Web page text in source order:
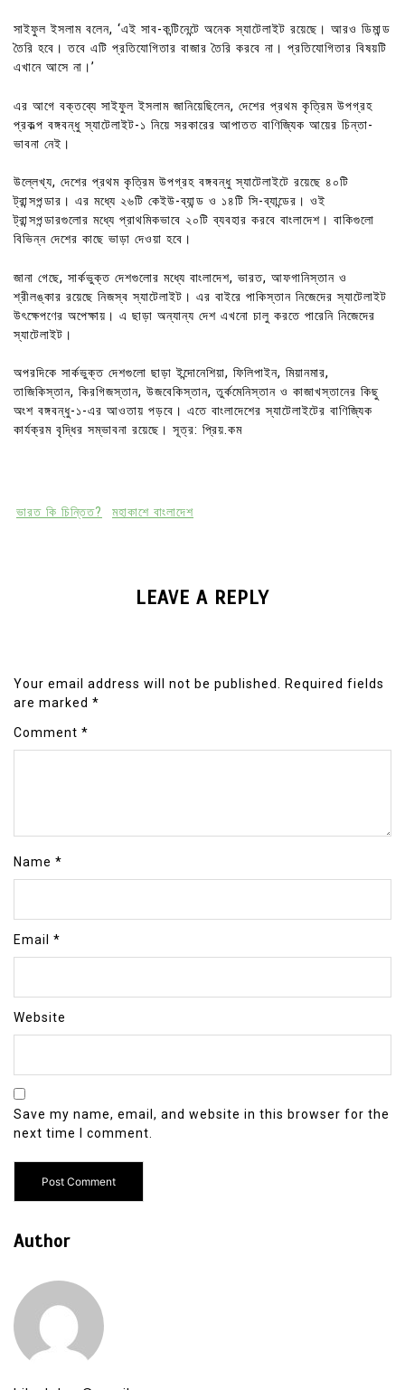
সাইফুল ইসলাম বলেন, ‘এই সাব-কন্টিনেন্টে অনেক স্যাটেলাইট রয়েছে। আরও ডিমান্ড
তৈরি হবে। তবে এটি প্রতিযোগিতার বাজার তৈরি করবে না। প্রতিযোগিতার বিষয়টি
এখানে আসে না।’
এর আগে বক্তব্যে সাইফুল ইসলাম জানিয়েছিলেন, দেশের প্রথম কৃত্রিম উপগ্রহ
প্রকল্প বঙ্গবন্ধু স্যাটেলাইট-১ নিয়ে সরকারের আপাতত বাণিজ্যিক আয়ের চিন্তা-
ভাবনা নেই।
উল্লেখ্য, দেশের প্রথম কৃত্রিম উপগ্রহ বঙ্গবন্ধু স্যাটেলাইটে রয়েছে ৪০টি
ট্রান্সপন্ডার। এর মধ্যে ২৬টি কেইউ-ব্যান্ড ও ১৪টি সি-ব্যান্ডের। ওই
ট্রান্সপন্ডারগুলোর মধ্যে প্রাথমিকভাবে ২০টি ব্যবহার করবে বাংলাদেশ। বাকিগুলো
বিভিন্ন দেশের কাছে ভাড়া দেওয়া হবে।
জানা গেছে, সার্কভুক্ত দেশগুলোর মধ্যে বাংলাদেশ, ভারত, আফগানিস্তান ও
শ্রীলঙ্কার রয়েছে নিজস্ব স্যাটেলাইট। এর বাইরে পাকিস্তান নিজেদের স্যাটেলাইট
উৎক্ষেপণের অপেক্ষায়। এ ছাড়া অন্যান্য দেশ এখনো চালু করতে পারেনি নিজেদের
স্যাটেলাইট।
অপরদিকে সার্কভুক্ত দেশগুলো ছাড়া ইন্দোনেশিয়া, ফিলিপাইন, মিয়ানমার,
তাজিকিস্তান, কিরগিজস্তান, উজবেকিস্তান, তুর্কমেনিস্তান ও কাজাখস্তানের কিছু
অংশ বঙ্গবন্ধু-১-এর আওতায় পড়বে। এতে বাংলাদেশের স্যাটেলাইটের বাণিজ্যিক
কার্যক্রম বৃদ্ধির সম্ভাবনা রয়েছে। সূত্র: প্রিয়.কম
ভারত কি চিন্তিত? মহাকাশে বাংলাদেশ
LEAVE A REPLY
Your email address will not be published.
Required fields
are marked *
Comment *
Name *
Email *
Website
Save my name, email, and website in this browser for the
next time I comment.
Author